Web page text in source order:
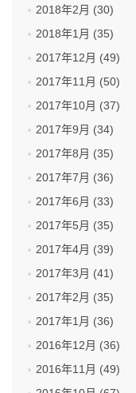
2018年2月 (30)
2018年1月 (35)
2017年12月 (49)
2017年11月 (50)
2017年10月 (37)
2017年9月 (34)
2017年8月 (35)
2017年7月 (36)
2017年6月 (33)
2017年5月 (35)
2017年4月 (39)
2017年3月 (41)
2017年2月 (35)
2017年1月 (36)
2016年12月 (36)
2016年11月 (49)